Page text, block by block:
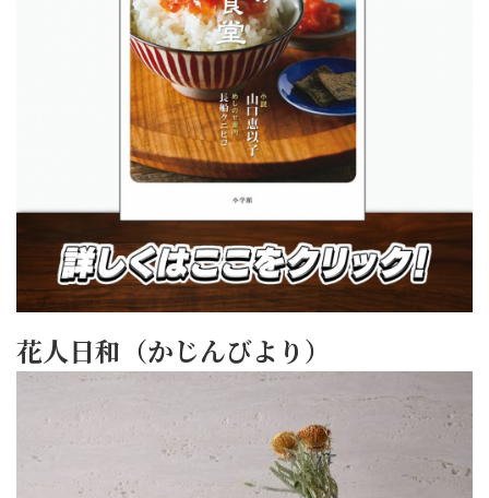
花人日和（かじんびより）